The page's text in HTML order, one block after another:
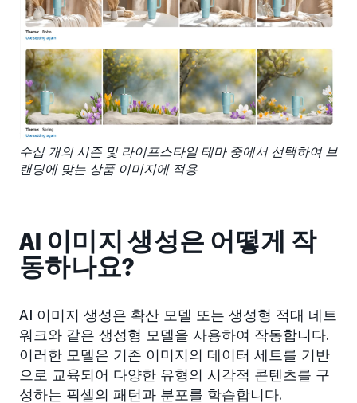
수십 개의 시즌 및 라이프스타일 테마 중에서 선택하여 브
랜딩에 맞는 상품 이미지에 적용
AI 이미지 생성은 어떻게 작
동하나요?
AI 이미지 생성은 확산 모델 또는 생성형 적대 네트
워크와 같은 생성형 모델을 사용하여 작동합니다.
이러한 모델은 기존 이미지의 데이터 세트를 기반
으로 교육되어 다양한 유형의 시각적 콘텐츠를 구
성하는 픽셀의 패턴과 분포를 학습합니다.